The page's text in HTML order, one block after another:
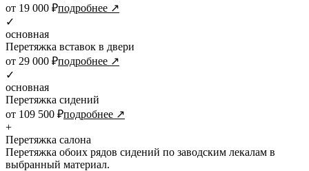
от 19 000 ₽подробнее ↗
✓
основная
Перетяжка вставок в двери
от 29 000 ₽подробнее ↗
✓
основная
Перетяжка сидений
от 109 500 ₽подробнее ↗
+
Перетяжка салона
Перетяжка обоих рядов сидений по заводским лекалам в
выбранный материал.